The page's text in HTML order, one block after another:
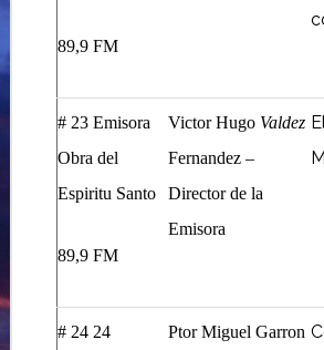
89,9 FM
# 23 Emisora
Obra del
Espiritu Santo
89,9 FM
Victor Hugo Valdez
Fernandez –
Director de la
Emisora
# 24 24
Ptor Miguel Garron